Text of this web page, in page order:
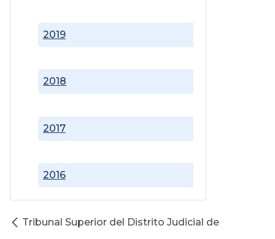
2016
2017
2018
2019
Tribunal Superior del Distrito Judicial de